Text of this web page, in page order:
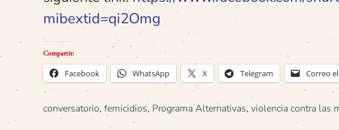
mibextid=qi2Omg
Compartir:
Facebook WhatsApp X Telegram Correo
conversatorio, femicidios, Programa Alternativas, violencia contra las